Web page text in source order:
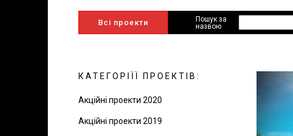
Всі проекти
Пошук за
назвою
КАТЕГОРІЇЇ ПРОЕКТІВ:
Акційні проекти 2020
Акційні проекти 2019